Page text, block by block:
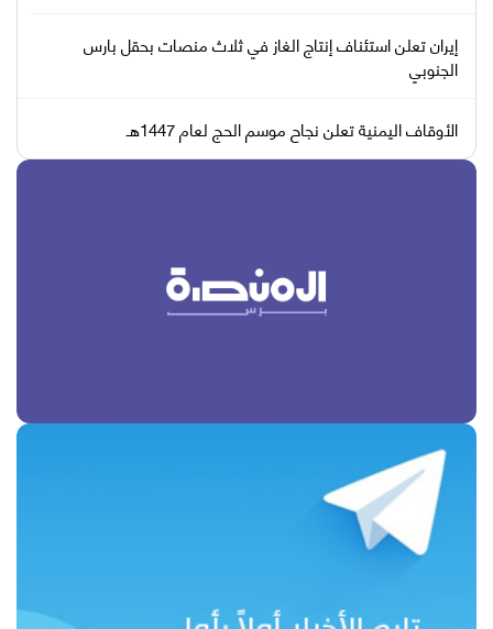
إيران تعلن استئناف إنتاج الغاز في ثلاث منصات بحقل بارس
الجنوبي
الأوقاف اليمنية تعلن نجاح موسم الحج لعام 1447هـ